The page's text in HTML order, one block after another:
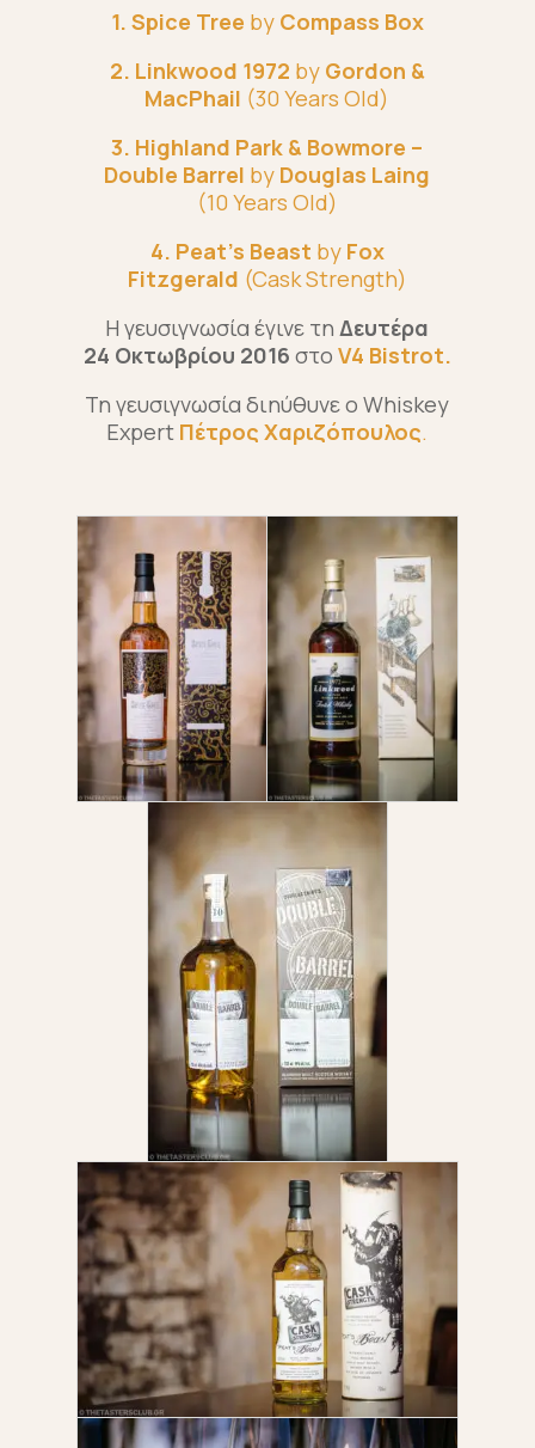
1. Spice Tree byCompass Box
2. Linkwood 1972 byGordon &
MacPhail (30 Years Old)
3. Highland Park & Bowmore –
Double Barrel by Douglas Laing
(10 Years Old)
4. Peat’s Beast byFox
Fitzgerald (Cask Strength)
Η γευσιγνωσία έγινε τηΔευτέρα
24 Οκτωβρίου 2016 στο V4 Bistrot.
Τη γευσιγνωσία διηύθυνε ο Whiskey
Expert Πέτρος Χαριζόπουλος.